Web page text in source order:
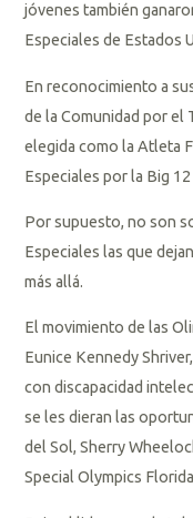
jóvenes también
Especiales de Estados
En reconocimiento a
de la Comunidad por el
elegida como la Atleta
Especiales por la Big
Por supuesto, no son
Especiales las que
más allá.
El movimiento de las
Eunice Kennedy
con discapacidad
se les dieran las
del Sol, Sherry
Special Olympics